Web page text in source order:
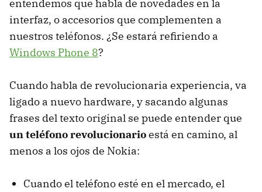
entendemos que habla de novedades en la
interfaz, o accesorios que complementen a
nuestros teléfonos. ¿Se estará refiriendo a
Windows Phone 8?
Cuando habla de revolucionaria experiencia, va
ligado a nuevo hardware, y sacando algunas
frases del texto original se puede entender que
un teléfono revolucionarioestá en camino, al
menos a los ojos de Nokia:
Cuando el teléfono esté en el mercado, el